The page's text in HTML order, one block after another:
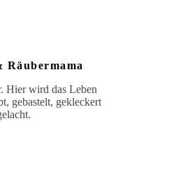
Hier wird das Leben
gebastelt, gekleckert